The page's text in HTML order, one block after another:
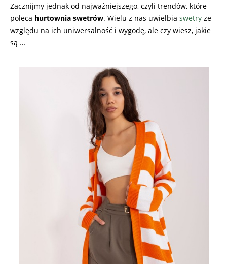
Zacznijmy jednak od najważniejszego, czyli trendów, które
poleca hurtownia swetrów. Wielu z nas uwielbia swetry ze
względu na ich uniwersalność i wygodę, ale czy wiesz, jakie
są …